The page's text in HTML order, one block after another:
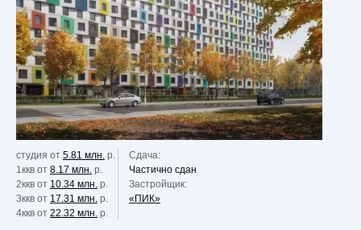
студия от 5.81 млн. р.
1ккв от 8.17 млн. р.
2ккв от 10.34 млн. р.
3ккв от 17.31 млн. р.
4ккв от 22.32 млн. р.
Сдача:
Частично сдан
Застройщик:
«ПИК»